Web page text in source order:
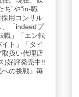
ち”や“in-職
用コンサル
、「indeedプ
職」「エン転
ト」「タイ
取扱い代理店
)好評発売中!!
の挑戦』毎